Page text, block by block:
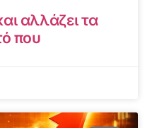
αλλάζει τα
που